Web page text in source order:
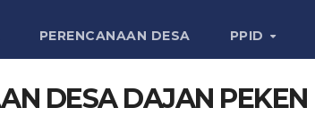
PERENCANAAN DESA PPID
DESA DAJAN PEKEN